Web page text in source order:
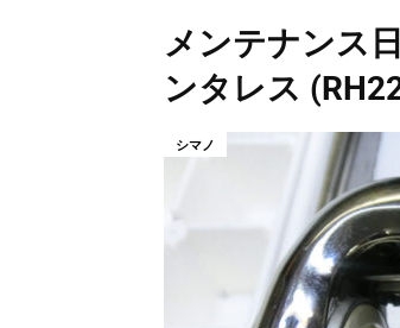
メンテナンス
ンタレス
シマノ